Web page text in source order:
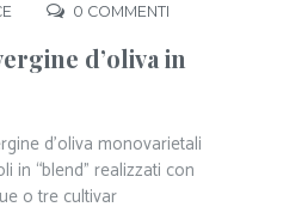
0 COMMENTI
d’oliva in
d’oliva monovarietali
in “blend” realizzati con
o tre cultivar